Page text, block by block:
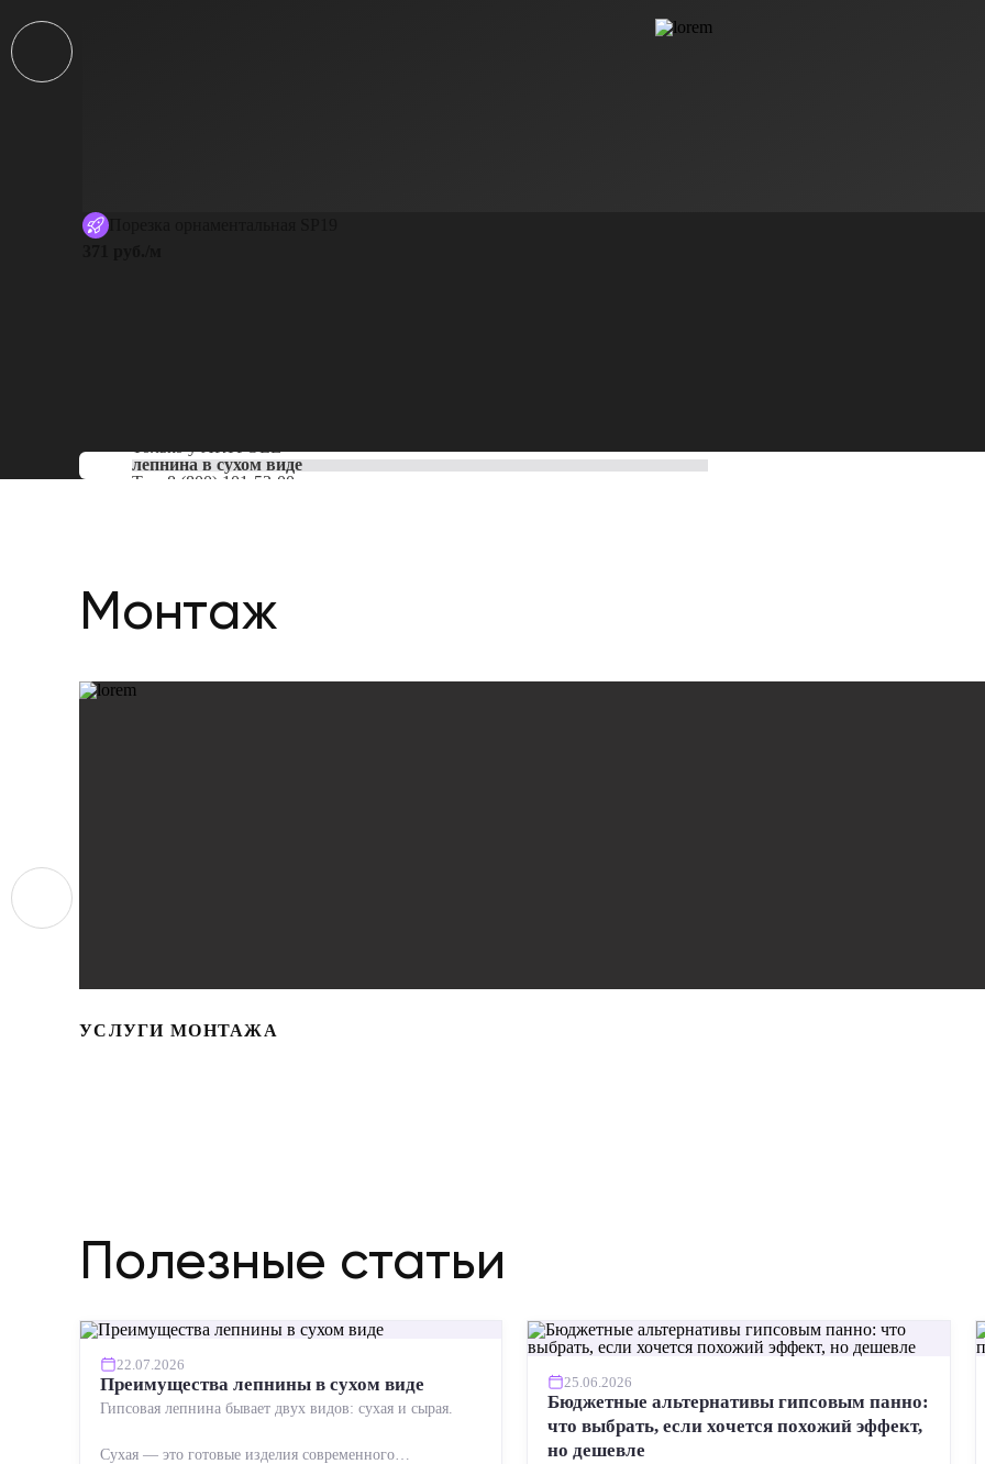
Только уARTPOLE
лепнина в сухом виде
Тел: 8 (800) 101-53-00
Монтаж
УСЛУГИ МОНТАЖА
Полезные статьи
22.07.2026
Преимущества лепнины в сухом виде
Гипсовая лепнина бывает двух видов: сухая и сырая.
Сухая — это готовые изделия современного
25.06.2026
Бюджетные альтернативы гипсовым панно:
что выбрать, если хочется похожий эффект,
но дешевле